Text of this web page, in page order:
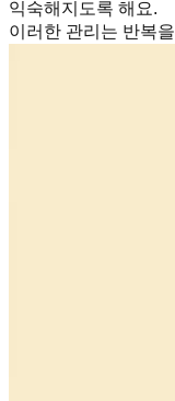
익숙해지도록 해요.
이러한 관리는 반복